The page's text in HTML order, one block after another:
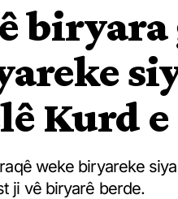
Kurd e
weke biryareke
ji vê biryarê berde.